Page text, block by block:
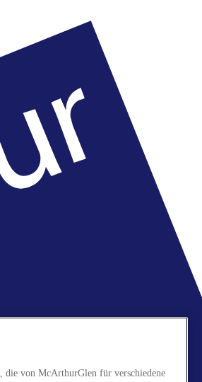
die von McArthurGlen für verschiedene